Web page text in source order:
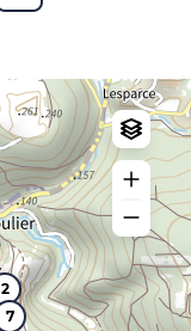
2
7